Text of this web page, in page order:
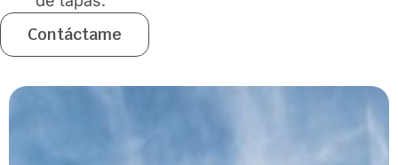
Contáctame